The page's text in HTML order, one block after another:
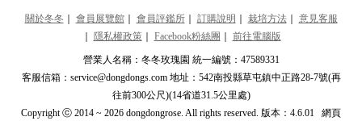
關於冬冬 ｜ 會員展覽館｜ 會員評鑑所｜ 訂購說明 ｜ 栽培方法｜ 意見客服
｜ 隱私權政策｜ Facebook粉絲團 ｜ 前往電腦版
營業人名稱：冬冬玫瑰園 統一編號：47589331
客服信箱：service@dongdongs.com 地址：542南投縣草屯鎮中正路28-7號(再
往前300公尺)(14省道31.5公里處)
Copyright ⓒ 2014 ~ 2026 dongdongrose. All rights reserved. 版本：4.6.01 網頁